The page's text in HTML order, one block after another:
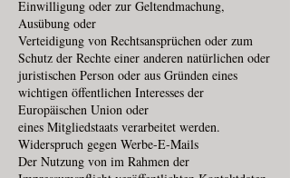
Einwilligung oder zur Geltendmachung,
Ausübung oder
Verteidigung von Rechtsansprüchen oder zum
Schutz der Rechte einer anderen natürlichen oder
juristischen Person oder aus Gründen eines
wichtigen öffentlichen Interesses der
Europäischen Union oder
eines Mitgliedstaats verarbeitet werden.
Widerspruch gegen Werbe-E-Mails
Der Nutzung von im Rahmen der